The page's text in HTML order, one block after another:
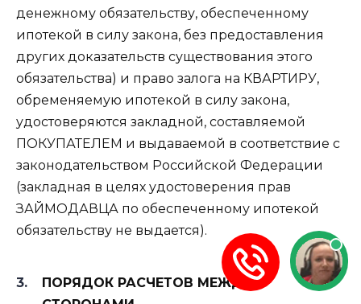
денежному обязательству, обеспеченному
ипотекой в силу закона, без предоставления
других доказательств существования этого
обязательства) и право залога на КВАРТИРУ,
обременяемую ипотекой в силу закона,
удостоверяются закладной, составляемой
ПОКУПАТЕЛЕМ и выдаваемой в соответствие с
законодательством Российской Федерации
(закладная в целях удостоверения прав
ЗАЙМОДАВЦА по обеспеченному ипотекой
обязательству не выдается).
ПОРЯДОК РАСЧЕТОВ МЕЖДУ